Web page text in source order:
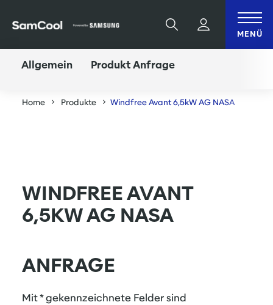
Suche MENÜ
Allgemein Produkt Anfrage
Home Produkte Windfree Avant 6,5kW AG NASA
WINDFREE AVANT
6,5KW AG NASA
ANFRAGE
Mit * gekennzeichnete Felder sind